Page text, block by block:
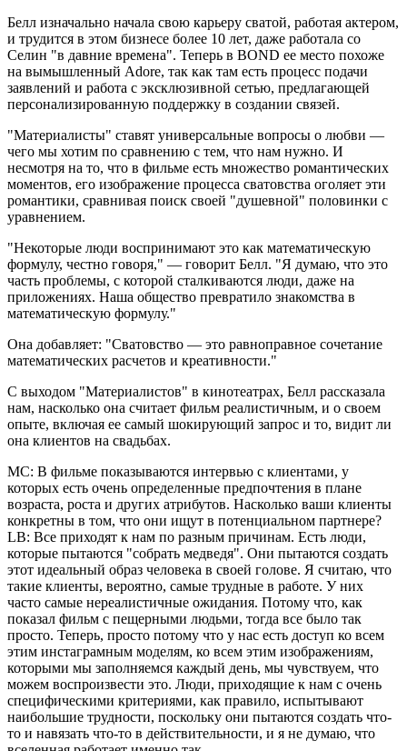
Белл изначально начала свою карьеру сватой, работая актером,
и трудится в этом бизнесе более 10 лет, даже работала со
Селин "в давние времена". Теперь в BOND ее место похоже
на вымышленный Adore, так как там есть процесс подачи
заявлений и работа с эксклюзивной сетью, предлагающей
персонализированную поддержку в создании связей.
"Материалисты" ставят универсальные вопросы о любви —
чего мы хотим по сравнению с тем, что нам нужно. И
несмотря на то, что в фильме есть множество романтических
моментов, его изображение процесса сватовства оголяет эти
романтики, сравнивая поиск своей "душевной" половинки с
уравнением.
"Некоторые люди воспринимают это как математическую
формулу, честно говоря," — говорит Белл. "Я думаю, что это
часть проблемы, с которой сталкиваются люди, даже на
приложениях. Наша общество превратило знакомства в
математическую формулу."
Она добавляет: "Сватовство — это равноправное сочетание
математических расчетов и креативности."
С выходом "Материалистов" в кинотеатрах, Белл рассказала
нам, насколько она считает фильм реалистичным, и о своем
опыте, включая ее самый шокирующий запрос и то, видит ли
она клиентов на свадьбах.
MC: В фильме показываются интервью с клиентами, у
которых есть очень определенные предпочтения в плане
возраста, роста и других атрибутов. Насколько ваши клиенты
конкретны в том, что они ищут в потенциальном партнере?
LB: Все приходят к нам по разным причинам. Есть люди,
которые пытаются "собрать медведя". Они пытаются создать
этот идеальный образ человека в своей голове. Я считаю, что
такие клиенты, вероятно, самые трудные в работе. У них
часто самые нереалистичные ожидания. Потому что, как
показал фильм с пещерными людьми, тогда все было так
просто. Теперь, просто потому что у нас есть доступ ко всем
этим инстаграмным моделям, ко всем этим изображениям,
которыми мы заполняемся каждый день, мы чувствуем, что
можем воспроизвести это. Люди, приходящие к нам с очень
специфическими критериями, как правило, испытывают
наибольшие трудности, поскольку они пытаются создать что-
то и навязать что-то в действительности, и я не думаю, что